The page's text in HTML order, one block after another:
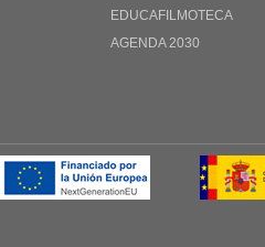
EDUCAFILMOTECA
AGENDA 2030